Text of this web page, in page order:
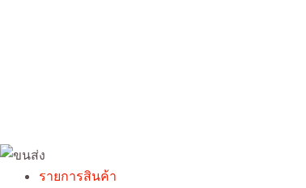
รายการสินค้า